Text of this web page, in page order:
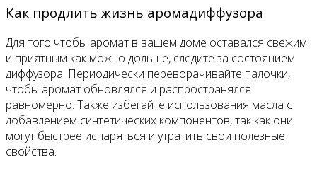
Как продлить жизнь аромадиффузора
Для того чтобы аромат в вашем доме оставался свежим
и приятным как можно дольше, следите за состоянием
диффузора. Периодически переворачивайте палочки,
чтобы аромат обновлялся и распространялся
равномерно. Также избегайте использования масла с
добавлением синтетических компонентов, так как они
могут быстрее испаряться и утратить свои полезные
свойства.